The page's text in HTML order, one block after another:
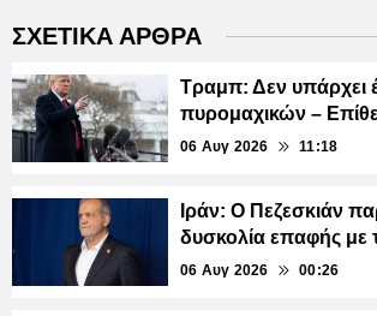
ΣΧΕΤΙΚΑ ΑΡΘΡΑ
Τραμπ: Δεν υπάρχει
πυρομαχικών –
06 Αυγ 2026 11:18
Ιράν: Ο Πεζεσκιάν
δυσκολία επαφής με
06 Αυγ 2026 00:26